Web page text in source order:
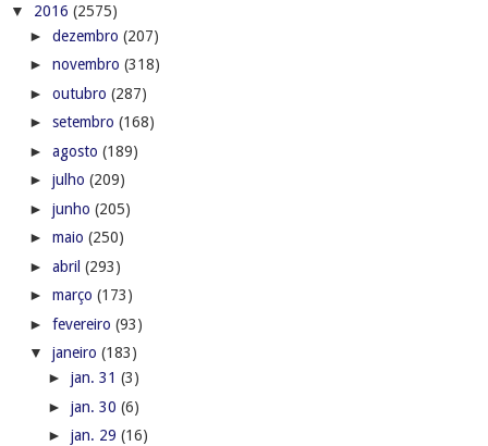
▼ 2016 (2575)
► dezembro (207)
► novembro (318)
► outubro (287)
► setembro (168)
► agosto (189)
► julho (209)
► junho (205)
► maio (250)
► abril (293)
► março (173)
► fevereiro (93)
▼ janeiro (183)
► jan. 31 (3)
► jan. 30 (6)
► jan. 29 (16)